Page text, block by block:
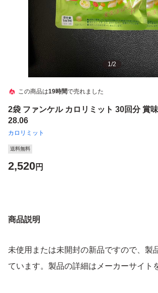
1/2
この商品は19時間で売れました
2袋 ファンケル カロリミット 30回分 賞
28.06
カロリミット
送料無料
2,520円
商品説明
未使用または未開封の新品ですので、製
ています。製品の詳細はメーカーサイト